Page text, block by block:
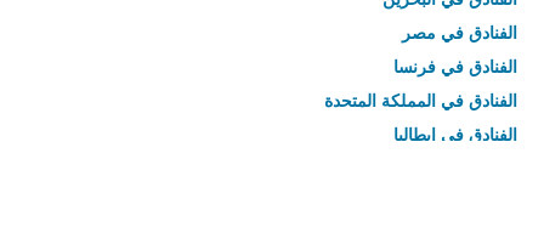
الفنادق في مصر
الفنادق في فرنسا
الفنادق في المملكة المتحدة
الفنادق في إيطاليا